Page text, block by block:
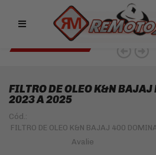
Remotox
10% OFF NO PIX
K&N 5% OFF DEALER
FILTRO DE OLEO K&N
2023 A 2025
Cód.:
FILTRO DE OLEO K&N BAJAJ 400